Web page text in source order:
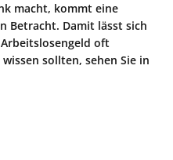
macht, kommt eine
Betracht. Damit lässt sich
oft
sollten, sehen Sie in